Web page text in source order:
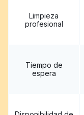
Limpieza
profesional
Tiempo de
espera